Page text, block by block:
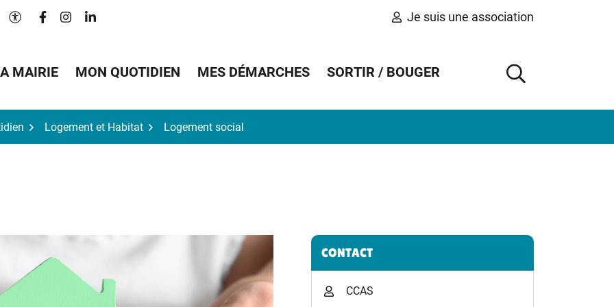
Paramètres d'accessibilité
Lien vers le compte Facebook
Lien vers le compte Instagram
Lien vers le compte Linkedin Je suis une association
MAIRIE MON QUOTIDIEN MES DÉMARCHES SORTIR / BOUGER
AFFICHER
Logement et Habitat Logement social
Informations complémentaires
CONTACT
CCAS